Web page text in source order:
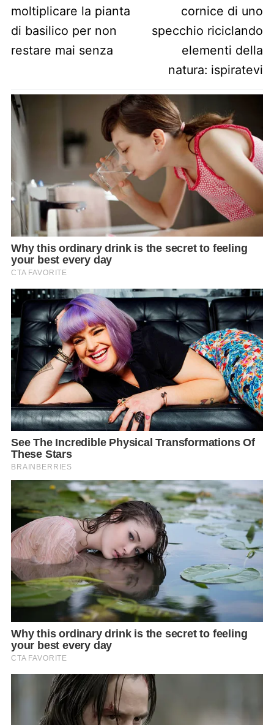
moltiplicare la pianta
di basilico per non
restare mai senza
cornice di uno
specchio riciclando
elementi della
natura: ispiratevi